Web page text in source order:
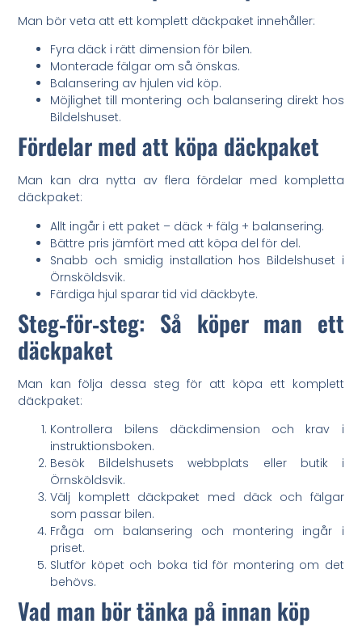
Man bör veta att ett komplett däckpaket innehåller:
Fyra däck i rätt dimension för bilen.
Monterade fälgar om så önskas.
Balansering av hjulen vid köp.
Möjlighet till montering och balansering direkt hos
Bildelshuset.
Fördelar med att köpa däckpaket
Man kan dra nytta av flera fördelar med kompletta
däckpaket:
Allt ingår i ett paket – däck + fälg + balansering.
Bättre pris jämfört med att köpa del för del.
Snabb och smidig installation hos Bildelshuset i
Örnsköldsvik.
Färdiga hjul sparar tid vid däckbyte.
Steg‑för‑steg: Så köper man ett
däckpaket
Man kan följa dessa steg för att köpa ett komplett
däckpaket:
Kontrollera bilens däckdimension och krav i
instruktionsboken.
Besök Bildelshusets webbplats eller butik i
Örnsköldsvik.
Välj komplett däckpaket med däck och fälgar
som passar bilen.
Fråga om balansering och montering ingår i
priset.
Slutför köpet och boka tid för montering om det
behövs.
Vad man bör tänka på innan köp